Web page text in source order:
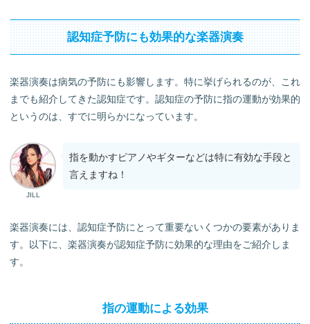
認知症予防にも効果的な楽器演奏
楽器演奏は病気の予防にも影響します。特に挙げられるのが、これ
までも紹介してきた認知症です。認知症の予防に指の運動が効果的
というのは、すでに明らかになっています。
JILL
指を動かすピアノやギターなどは特に有効な手段と
言えますね！
楽器演奏には、認知症予防にとって重要ないくつかの要素がありま
す。以下に、楽器演奏が認知症予防に効果的な理由をご紹介しま
す。
指の運動による効果